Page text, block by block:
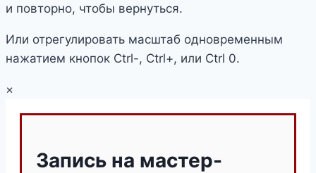
и повторно, чтобы вернуться.
Или отрегулировать масштаб одновременным
нажатием кнопок Ctrl-, Ctrl+, или Ctrl 0.
×
Запись на мастер-